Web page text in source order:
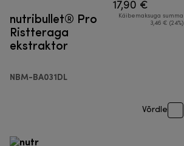
nutribullet® Pro
Ristteraga
ekstraktor
NBM-BA031DL
17,90 €
Käibemaksuga summa
3,46 € (24%)
Võrdle